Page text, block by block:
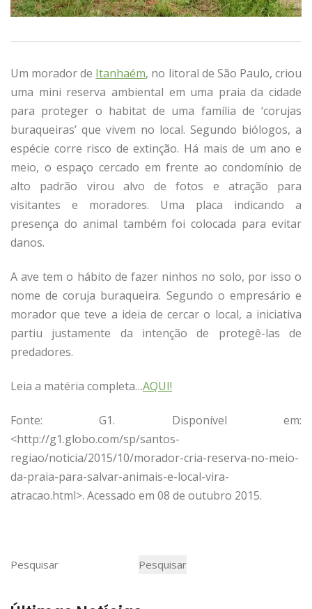
Um morador de Itanhaém, no litoral de São Paulo, criou
uma mini reserva ambiental em uma praia da cidade
para proteger o habitat de uma família de ‘corujas
buraqueiras’ que vivem no local. Segundo biólogos, a
espécie corre risco de extinção. Há mais de um ano e
meio, o espaço cercado em frente ao condomínio de
alto padrão virou alvo de fotos e atração para
visitantes e moradores. Uma placa indicando a
presença do animal também foi colocada para evitar
danos.
A ave tem o hábito de fazer ninhos no solo, por isso o
nome de coruja buraqueira. Segundo o empresário e
morador que teve a ideia de cercar o local, a iniciativa
partiu justamente da intenção de protegê-las de
predadores.
Leia a matéria completa…AQUI!
Fonte: G1. Disponível em:
<http://g1.globo.com/sp/santos-
regiao/noticia/2015/10/morador-cria-reserva-no-meio-
da-praia-para-salvar-animais-e-local-vira-
atracao.html>. Acessado em 08 de outubro 2015.
Pesquisar
Pesquisar